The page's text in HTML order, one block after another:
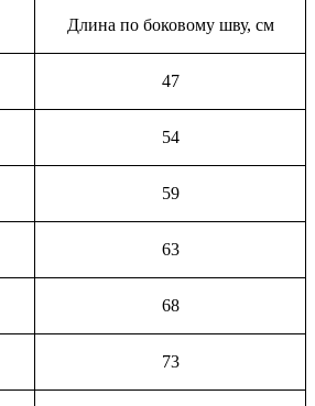
Длина по боковому шву, см
47
54
59
63
68
73